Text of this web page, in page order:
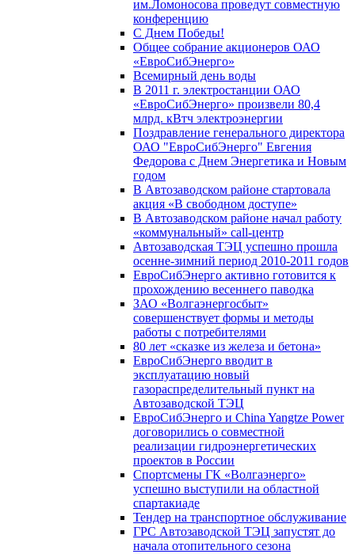
им.Ломоносова проведут совместную
конференцию
С Днем Победы!
Общее собрание акционеров ОАО
«ЕвроСибЭнерго»
Всемирный день воды
В 2011 г. электростанции ОАО
«ЕвроСибЭнерго» произвели 80,4
млрд. кВтч электроэнергии
Поздравление генерального директора
ОАО "ЕвроСибЭнерго" Евгения
Федорова с Днем Энергетика и Новым
годом
В Автозаводском районе стартовала
акция «В свободном доступе»
В Автозаводском районе начал работу
«коммунальный» call-центр
Автозаводская ТЭЦ успешно прошла
осенне-зимний период 2010-2011 годов
ЕвроСибЭнерго активно готовится к
прохождению весеннего паводка
ЗАО «Волгаэнергосбыт»
совершенствует формы и методы
работы с потребителями
80 лет «сказке из железа и бетона»
ЕвроСибЭнерго вводит в
эксплуатацию новый
газораспределительный пункт на
Автозаводской ТЭЦ
ЕвроСибЭнерго и China Yangtze Power
договорились о совместной
реализации гидроэнергетических
проектов в России
Спортсмены ГК «Волгаэнерго»
успешно выступили на областной
спартакиаде
Тендер на транспортное обслуживание
ГРС Автозаводской ТЭЦ запустят до
начала отопительного сезона